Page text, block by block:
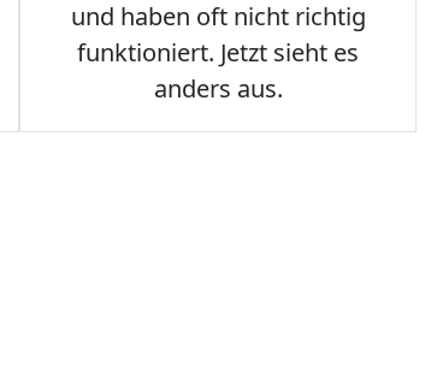
und haben oft nicht richtig
funktioniert. Jetzt sieht es
anders aus.